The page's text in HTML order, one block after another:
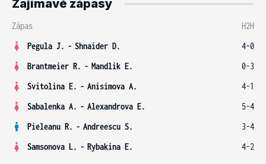
Zajímavé zápasy
Zápas
H2H
Pegula J. - Shnaider D.
4-0
Brantmeier R. - Mandlik E.
0-3
Svitolina E. - Anisimova A.
4-1
Sabalenka A. - Alexandrova E.
5-4
Pieleanu R. - Andreescu S.
3-4
Samsonova L. - Rybakina E. 4-2